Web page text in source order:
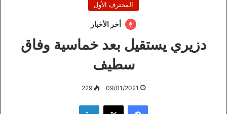
المحترف الأول
أخر الأخبار
دزيري يستقيل بعد خماسية وفاق
سطيف
09/01/2021
229
فيسبوك ‫X لينكدإن